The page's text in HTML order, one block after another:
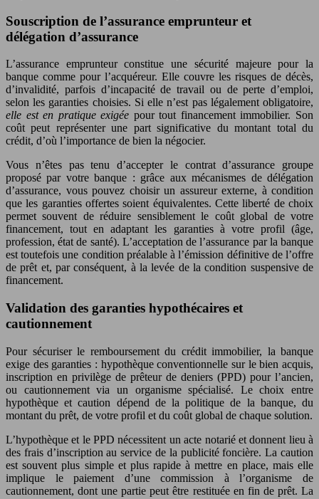
Souscription de l’assurance emprunteur et
délégation d’assurance
L’assurance emprunteur constitue une sécurité majeure pour la
banque comme pour l’acquéreur. Elle couvre les risques de décès,
d’invalidité, parfois d’incapacité de travail ou de perte d’emploi,
selon les garanties choisies. Si elle n’est pas légalement obligatoire,
elle est en pratique exigée pour tout financement immobilier. Son
coût peut représenter une part significative du montant total du
crédit, d’où l’importance de bien la négocier.
Vous n’êtes pas tenu d’accepter le contrat d’assurance groupe
proposé par votre banque : grâce aux mécanismes de délégation
d’assurance, vous pouvez choisir un assureur externe, à condition
que les garanties offertes soient équivalentes. Cette liberté de choix
permet souvent de réduire sensiblement le coût global de votre
financement, tout en adaptant les garanties à votre profil (âge,
profession, état de santé). L’acceptation de l’assurance par la banque
est toutefois une condition préalable à l’émission définitive de l’offre
de prêt et, par conséquent, à la levée de la condition suspensive de
financement.
Validation des garanties hypothécaires et
cautionnement
Pour sécuriser le remboursement du crédit immobilier, la banque
exige des garanties : hypothèque conventionnelle sur le bien acquis,
inscription en privilège de prêteur de deniers (PPD) pour l’ancien,
ou cautionnement via un organisme spécialisé. Le choix entre
hypothèque et caution dépend de la politique de la banque, du
montant du prêt, de votre profil et du coût global de chaque solution.
L’hypothèque et le PPD nécessitent un acte notarié et donnent lieu à
des frais d’inscription au service de la publicité foncière. La caution
est souvent plus simple et plus rapide à mettre en place, mais elle
implique le paiement d’une commission à l’organisme de
cautionnement, dont une partie peut être restituée en fin de prêt. La